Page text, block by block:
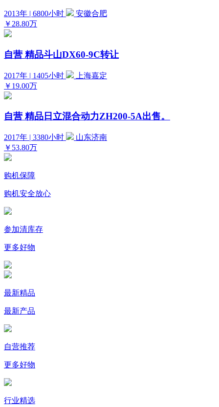
2013年 | 6800小时
安徽合肥
￥28.80万
自营 精品斗山DX60-9C转让
2017年 | 1405小时
上海嘉定
￥19.00万
自营 精品日立混合动力ZH200-5A出售。
2017年 | 3380小时
山东济南
￥53.80万
购机保障
购机安全放心
参加清库存
更多好物
最新精品
最新产品
自营推荐
更多好物
行业精选